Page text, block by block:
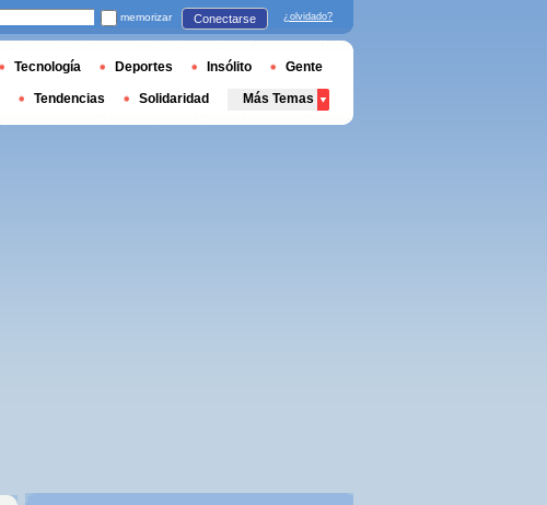
memorizar Conectarse ¿olvidado?
Tecnología Deportes Insólito Gente
Tendencias Solidaridad Más Temas